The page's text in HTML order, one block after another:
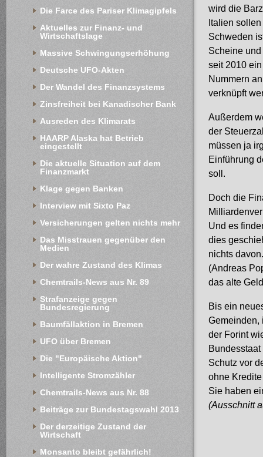
wird die
Italien
Schweden
Scheine
seit 2010
Nummern
verknüpft
Außerdem
der
müssen ja
Einführung
soll.
Doch die
Und es
dies
nichts
(Andreas
das alte
Bis ein
Gemeinden,
der Forint
Schutz vor
ohne
Sie haben
(Ausschnitt
Die Farce des Pariser Klimagipfels
Aktuelles zur Finanz- und
Wirtschaftslage
Massive Schwingungserhöhung
Deutsche UFO-Akten
Der Wandel des Finanzsystems
Zinsfreiheit bei Kanadischer Bank
Ausreden des Klimarats
HAARP Alaska hat Betrieb
eingestellt
Die aktuelle Situation auf dem
Finanzmarkt
Klage gegen Banken
Interview mit Sixto Paz
Versicherungen gelten nichts mehr
Das Misstrauen gegenüber den
Medien
Der wahre Zustand des Klimas
Chemtrails-News aus Nr. 89
Strafanzeige gegen
Bundesregierung
Baumfällaktion in Bremen
UFO über Bremen
Die "Europäische Aktion"
Intelligente Stromzähler
Chemtrails-News aus Nr. 88
Beiträge zur Bundestagswahl 2013
Der derzeitige Zustand der
Wirtschaft
Monsanto bleibt gefährlich!